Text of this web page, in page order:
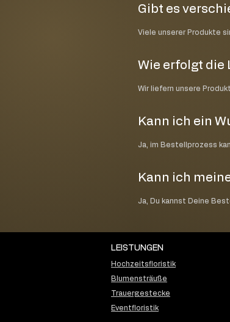
Gibt es
Viele unserer Produkte
Wie erfolgt die
Wir liefern unsere
Kann ich ein
Ja, im Bestellprozess
Kann ich
Ja, Du kannst Deine
LEISTUNGEN
Hochzeitsfloristik
Blumensträuße
Trauergestecke
Eventfloristik